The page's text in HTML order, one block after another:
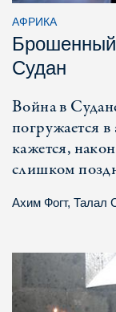
АФРИКА
Судан
Война в
погружается
кажется,
слишком
Ахим Фогт, Талал